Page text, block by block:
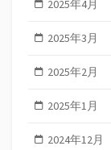
2025年4月
2025年3月
2025年2月
2025年1月
2024年12月